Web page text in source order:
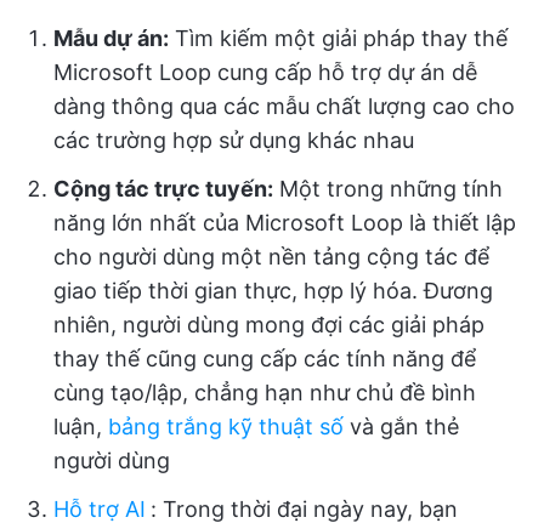
Mẫu dự án: Tìm kiếm một giải pháp thay thế
Microsoft Loop cung cấp hỗ trợ dự án dễ
dàng thông qua các mẫu chất lượng cao cho
các trường hợp sử dụng khác nhau
Cộng tác trực tuyến: Một trong những tính
năng lớn nhất của Microsoft Loop là thiết lập
cho người dùng một nền tảng cộng tác để
giao tiếp thời gian thực, hợp lý hóa. Đương
nhiên, người dùng mong đợi các giải pháp
thay thế cũng cung cấp các tính năng để
cùng tạo/lập, chẳng hạn như chủ đề bình
luận, bảng trắng kỹ thuật số và gắn thẻ
người dùng
Hỗ trợ AI : Trong thời đại ngày nay, bạn